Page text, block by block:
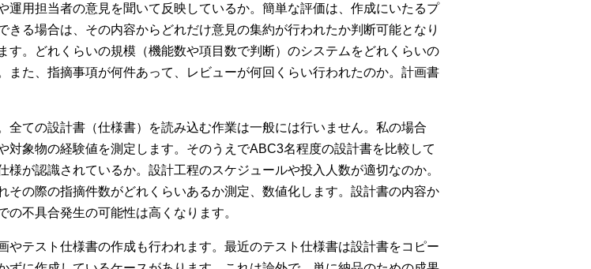
運用担当者の意見を聞いて反映しているか。簡単な評価は、作成にいたるプ
る場合は、その内容からどれだけ意見の集約が行われたか判断可能となり
す。どれくらいの規模（機能数や項目数で判断）のシステムをどれくらいの
た、指摘事項が何件あって、レビューが何回くらい行われたのか。計画書
ての設計書（仕様書）を読み込む作業は一般には行いません。私の場合
象物の経験値を測定します。そのうえでABC3名程度の設計書を比較して
が認識されているか。設計工程のスケジュールや投入人数が適切なのか。
の際の指摘件数がどれくらいあるか測定、数値化します。設計書の内容か
不具合発生の可能性は高くなります。
テスト仕様書の作成も行われます。最近のテスト仕様書は設計書をコピー